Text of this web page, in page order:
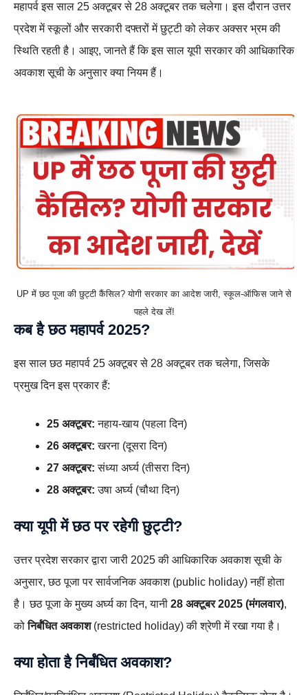
महापर्व इस साल 25 अक्टूबर से 28 अक्टूबर तक चलेगा। इस दौरान उत्तर
प्रदेश में स्कूलों और सरकारी दफ्तरों में छुट्टी को लेकर अक्सर भ्रम की
स्थिति रहती है। आइए, जानते हैं कि इस साल यूपी सरकार की आधिकारिक
अवकाश सूची के अनुसार क्या नियम हैं।
UP में छठ पूजा की छुट्टी कैंसिल? योगी सरकार का आदेश जारी, स्कूल-ऑफिस जाने से
पहले देख लें!
कब है छठ महापर्व 2025?
इस साल छठ महापर्व 25 अक्टूबर से 28 अक्टूबर तक चलेगा, जिसके
प्रमुख दिन इस प्रकार हैं:
25 अक्टूबर: नहाय-खाय (पहला दिन)
26 अक्टूबर: खरना (दूसरा दिन)
27 अक्टूबर: संध्या अर्घ्य (तीसरा दिन)
28 अक्टूबर: उषा अर्घ्य (चौथा दिन)
क्या यूपी में छठ पर रहेगी छुट्टी?
उत्तर प्रदेश सरकार द्वारा जारी 2025 की आधिकारिक अवकाश सूची के
अनुसार, छठ पूजा पर सार्वजनिक अवकाश (public holiday) नहीं होता
है। छठ पूजा के मुख्य अर्घ्य का दिन, यानी 28 अक्टूबर 2025 (मंगलवार),
कोनिर्बंधित अवकाश(restricted holiday) की श्रेणी में रखा गया है।
क्या होता है निर्बंधित अवकाश?